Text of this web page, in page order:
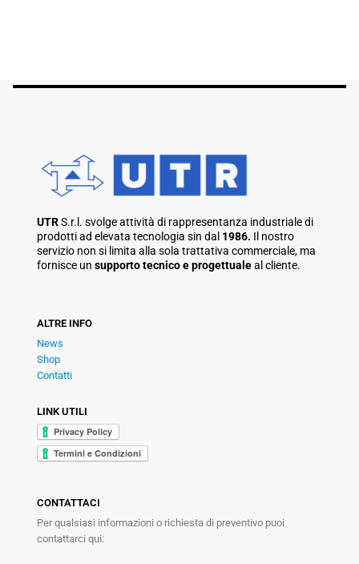
UTRS.r.l. svolge attività di rappresentanza industriale di
prodotti ad elevata tecnologia sin dal 1986. Il nostro
servizio non si limita alla sola trattativa commerciale, ma
fornisce un supporto tecnico e progettualeal cliente.
ALTRE INFO
News
Shop
Contatti
LINK UTILI
CONTATTACI
Per qualsiasi informazioni o richiesta di preventivo puoi
contattarci qui: